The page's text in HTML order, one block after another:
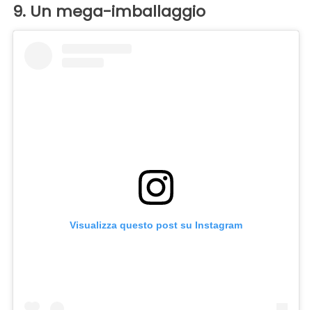
9. Un mega-imballaggio
Visualizza questo post su Instagram